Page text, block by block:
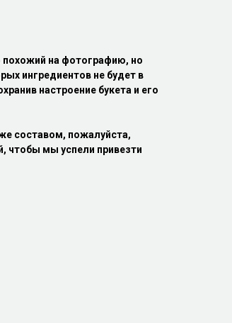
похожий на фотографию, но
ингредиентов не будет в
настроение букета и его
составом, пожалуйста,
чтобы мы успели привезти